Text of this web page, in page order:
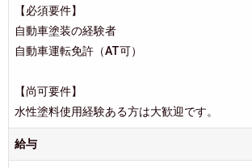
【必須要件】
自動車塗装の経験者
自動車運転免許（AT可）
【尚可要件】
水性塗料使用経験ある方は大歓迎です。
給与